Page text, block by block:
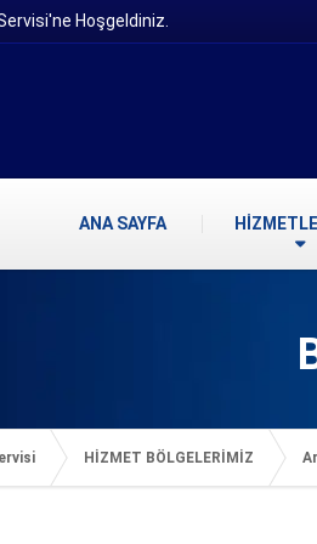
Hoşgeldiniz.
ANA SAYFA
HİZMET BÖLGELERİMİZ